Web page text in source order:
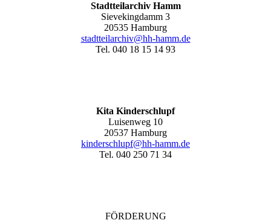
Stadtteilarchiv Hamm
Sievekingdamm 3
20535 Hamburg
stadtteilarchiv@hh-hamm.de
Tel. 040 18 15 14 93
Kita Kinderschlupf
Luisenweg 10
20537 Hamburg
kinderschlupf@hh-hamm.de
Tel. 040 250 71 34
FÖRDERUNG